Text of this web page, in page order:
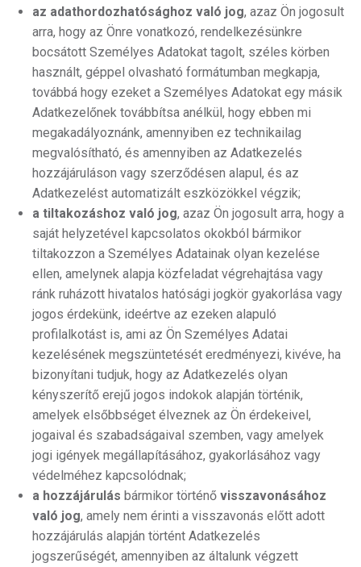
az adathordozhatósághoz való jog, azaz Ön jogosult
arra, hogy az Önre vonatkozó, rendelkezésünkre
bocsátott Személyes Adatokat tagolt, széles körben
használt, géppel olvasható formátumban megkapja,
továbbá hogy ezeket a Személyes Adatokat egy másik
Adatkezelőnek továbbítsa anélkül, hogy ebben mi
megakadályoznánk, amennyiben ez technikailag
megvalósítható, és amennyiben az Adatkezelés
hozzájáruláson vagy szerződésen alapul, és az
Adatkezelést automatizált eszközökkel végzik;
a tiltakozáshoz való jog, azaz Ön jogosult arra, hogy a
saját helyzetével kapcsolatos okokból bármikor
tiltakozzon a Személyes Adatainak olyan kezelése
ellen, amelynek alapja közfeladat végrehajtása vagy
ránk ruházott hivatalos hatósági jogkör gyakorlása vagy
jogos érdekünk, ideértve az ezeken alapuló
profilalkotást is, ami az Ön Személyes Adatai
kezelésének megszüntetését eredményezi, kivéve, ha
bizonyítani tudjuk, hogy az Adatkezelés olyan
kényszerítő erejű jogos indokok alapján történik,
amelyek elsőbbséget élveznek az Ön érdekeivel,
jogaival és szabadságaival szemben, vagy amelyek
jogi igények megállapításához, gyakorlásához vagy
védelméhez kapcsolódnak;
a hozzájárulás bármikor történő visszavonásához
való jog, amely nem érinti a visszavonás előtt adott
hozzájárulás alapján történt Adatkezelés
jogszerűségét, amennyiben az általunk végzett